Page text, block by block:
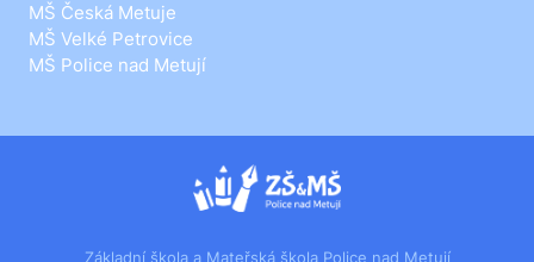
MŠ Česká Metuje
MŠ Velké Petrovice
MŠ Police nad Metují
Základní škola a Mateřská škola Police nad Metují